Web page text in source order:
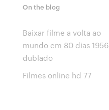
On the blog
Baixar filme a volta ao
mundo em 80 dias 1956
dublado
Filmes online hd 77